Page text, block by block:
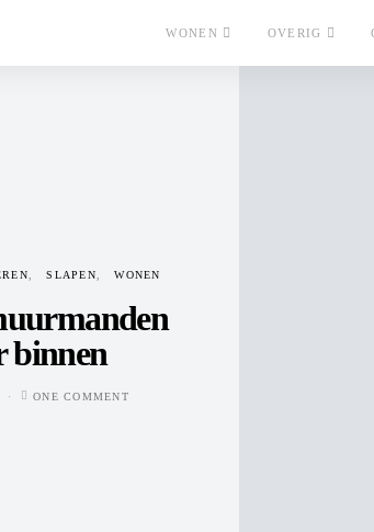
WONEN OVERIG
SLAPEN WONEN
binnen
ONE COMMENT